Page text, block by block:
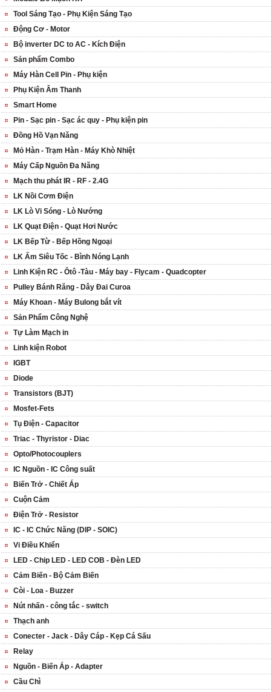
Tool Sáng Tạo - Phụ Kiện Sáng Tạo
Động Cơ - Motor
Bộ inverter DC to AC - Kích Điện
Sản phẩm Combo
Máy Hàn Cell Pin - Phụ kiện
Phụ Kiện Âm Thanh
Smart Home
Pin - Sạc pin - Sạc ác quy - Phụ kiện pin
Đồng Hồ Vạn Năng
Mỏ Hàn - Trạm Hàn - Máy Khò Nhiệt
Máy Cấp Nguồn Đa Năng
Mạch thu phát IR - RF - 2.4G
LK Nồi Cơm Điện
LK Lò Vi Sóng - Lò Nướng
LK Quạt Điện - Quạt Hơi Nước
LK Bếp Từ - Bếp Hồng Ngoại
LK Ấm Siêu Tốc - Bình Nóng Lạnh
Linh Kiện RC - Ôtô -Tàu - Máy bay - Flycam - Quadcopter
Pulley Bánh Răng - Dây Đai Curoa
Máy Khoan - Máy Bulong bắt vít
Sản Phẩm Công Nghệ
Tự Làm Mạch in
Linh kiện Robot
IGBT
Diode
Transistors (BJT)
Mosfet-Fets
Tụ Điện - Capacitor
Triac - Thyristor - Diac
Opto/Photocouplers
IC Nguồn - IC Công suất
Biến Trở - Chiết Áp
Cuộn Cảm
Điện Trở - Resistor
IC - IC Chức Năng (DIP - SOIC)
Vi Điều Khiển
LED - Chip LED - LED COB - Đèn LED
Cảm Biến - Bộ Cảm Biến
Còi - Loa - Buzzer
Nút nhấn - công tắc - switch
Thạch anh
Conecter - Jack - Dây Cáp - Kẹp Cá Sấu
Relay
Nguồn - Biến Áp - Adapter
Cầu Chì